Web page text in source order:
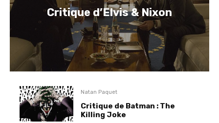
Critique d’Elvis & Nixon
Natan Paquet
Critique de Batman : The
Killing Joke